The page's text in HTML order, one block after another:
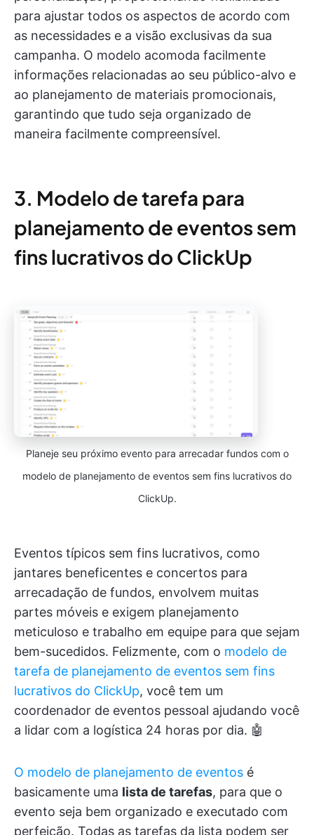
para ajustar todos os aspectos de acordo com
as necessidades e a visão exclusivas da sua
campanha. O modelo acomoda facilmente
informações relacionadas ao seu público-alvo e
ao planejamento de materiais promocionais,
garantindo que tudo seja organizado de
maneira facilmente compreensível.
3. Modelo de tarefa para
planejamento de eventos sem
fins lucrativos do ClickUp
Planeje seu próximo evento para arrecadar fundos com o
modelo de planejamento de eventos sem fins lucrativos do
ClickUp.
Eventos típicos sem fins lucrativos, como
jantares beneficentes e concertos para
arrecadação de fundos, envolvem muitas
partes móveis e exigem planejamento
meticuloso e trabalho em equipe para que sejam
bem-sucedidos. Felizmente, com o modelo de
tarefa de planejamento de eventos sem fins
lucrativos do ClickUp, você tem um
coordenador de eventos pessoal ajudando você
a lidar com a logística 24 horas por dia. 🤖
O modelo de planejamento de eventos é
basicamente uma lista de tarefas, para que o
evento seja bem organizado e executado com
perfeição. Todas as tarefas da lista podem ser